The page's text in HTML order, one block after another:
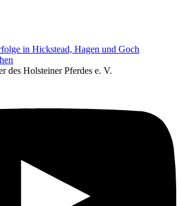
in Hickstead, Hagen und Goch
des Holsteiner Pferdes e. V.